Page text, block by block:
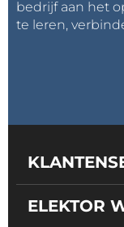
bedrijf aan het
te leren,
ELEKTOR